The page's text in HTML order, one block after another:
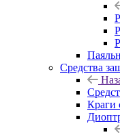
Средства
Краги